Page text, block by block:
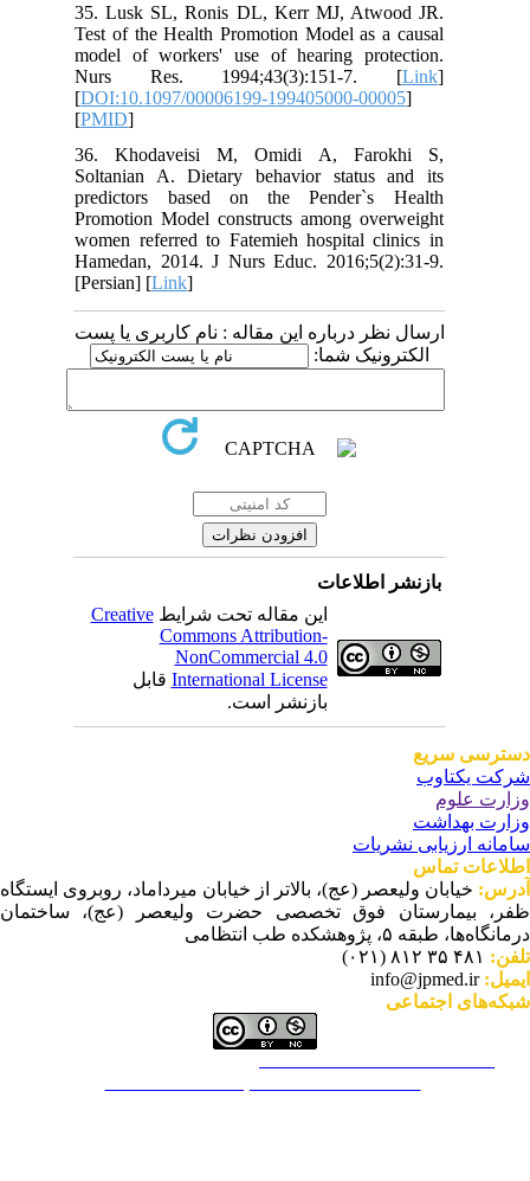
35. Lusk SL, Ronis DL, Kerr MJ, Atwood JR.
Test of the Health Promotion Model as a causal
model of workers' use of hearing protection.
Nurs Res. 1994;43(3):151-7. [Link
[DOI:10.1097/00006199-199405000-00005
[PMID
36. Khodaveisi M, Omidi A, Farokhi S,
Soltanian A. Dietary behavior status and its
predictors based on the Pender`s Health
Promotion Model constructs among overweight
women referred to Fatemieh hospital clinics in
Hamedan, 2014. J Nurs Educ. 2016;5(2):31-9.
[Persian] [Link
ارسال نظر درباره این مقاله : نام کاربری یا پست
الکترونیک شما:
بازنشر اطلاعات
این مقاله تحت شرایطCreative
Commons Attribution-
NonCommercial 4.0
International Licenseقابل
بازنشر است.
سریع
یکتاوب
علوم
بهداشت
ارزیابی نشریات
تماس
خیابان ولیعصر (عج)، بالاتر از خیابان میرداماد، روبروی ایستگاه
بیمارستان فوق تخصصی حضرت ولیعصر (عج)، ساختمان
طبقه ۵، پژوهشکده طب انتظامی
۴۸۱ ۳۵ ۸۱۲ (۰۲۱)
info@jpmed.ir
اجتماعی